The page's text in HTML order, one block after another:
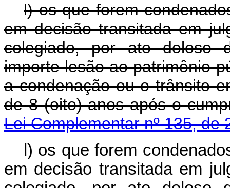
l) os que forem
em decisão transitada em
colegiado, por ato doloso
importe lesão ao patrimônio
a condenação ou o trânsito
de 8 (oito) anos após o
Lei Complementar nº 135, de
l) os que forem
em decisão transitada em